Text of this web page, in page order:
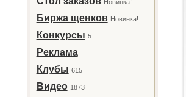
Новинка!
Биржа щенков Новинка!
Конкурсы 5
Реклама
Клубы 615
Видео 1873